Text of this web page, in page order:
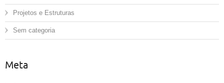
Projetos e Estruturas
Sem categoria
Meta